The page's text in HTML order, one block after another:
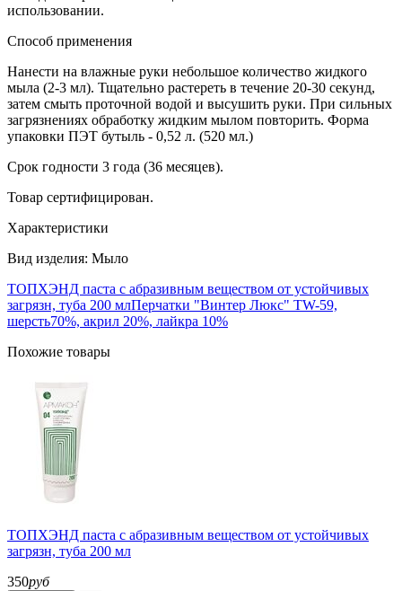
использовании.
Способ применения
Нанести на влажные руки небольшое количество жидкого
мыла (2-3 мл). Тщательно растереть в течение 20-30 секунд,
затем смыть проточной водой и высушить руки. При сильных
загрязнениях обработку жидким мылом повторить. Форма
упаковки ПЭТ бутыль - 0,52 л. (520 мл.)
Срок годности 3 года (36 месяцев).
Товар сертифицирован.
Характеристики
Вид изделия: Мыло
ТОПХЭНД паста с абразивным веществом от устойчивых
загрязн, туба 200 млПерчатки "Винтер Люкс" TW-59,
шерсть70%, акрил 20%, лайкра 10%
Похожие товары
ТОПХЭНД паста с абразивным веществом от устойчивых
загрязн, туба 200 мл
350руб